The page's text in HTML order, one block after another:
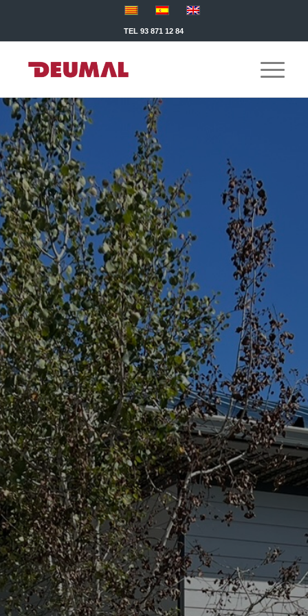
TEL 93 871 12 84